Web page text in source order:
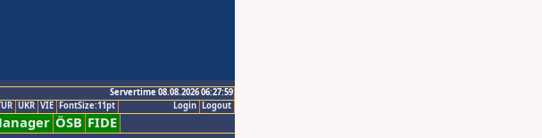
Servertime 08.08.2026 06:27:59
Logout
Login
UKR VIE FontSize:11pt
ÖSB FIDE